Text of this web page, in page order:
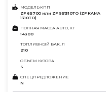
МОДЕЛЬ КПП
ZF 6S700 или ZF 9S1310TO (ZF KAMA
1310TO)
ПОЛНАЯ МАССА АВТО, КГ
14300
ТОПЛИВНЫЙ БАК, Л
210
ОБЪЕМ КУЗОВА
6
СПЕЦПРЕДЛОЖЕНИЕ
N